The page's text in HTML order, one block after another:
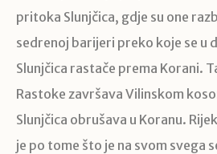
pritoka Slunjčica, gdje su one
sedrenoj barijeri preko koje se u
Slunjčica rastače prema Korani.
Rastoke završava Vilinskom
Slunjčica obrušava u Koranu.
je po tome što je na svom svega